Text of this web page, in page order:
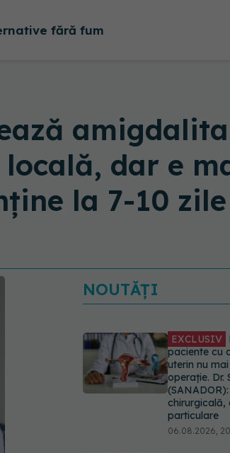
fără fum
dar e
la 7-10 zile
NOUTĂȚI
EXCLUSIV
paciente cu
uterin nu
operație. Dr.
chirurgicală,
particulare
06.08.2026,